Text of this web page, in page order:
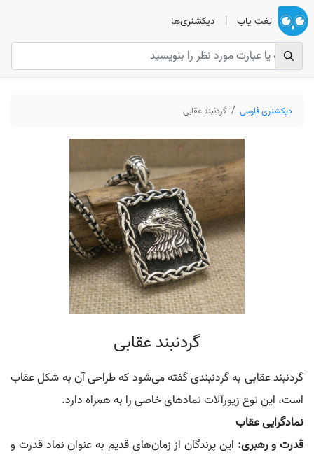
لغت یاب | دیکشنری‌ها
دیکشنری فارسی گردنبند عقابی
گردنبند عقابی
گردنبند عقابی به گردنبندی گفته می‌شود که طراحی آن به شکل عقاب
است، این نوع زیورآلات نمادهای خاصی را به همراه دارد.
نمادگرایی عقاب
قدرت و رهبری: این پرندگان از زمان‌های قدیم به عنوان نماد قدرت و